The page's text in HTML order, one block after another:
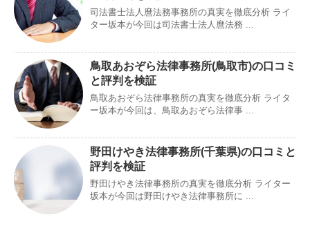
司法書士法人麿法務事務所の真実を徹底分析 ライ
ター坂本が今回は司法書士法人麿法務 ...
鳥取あおぞら法律事務所(鳥取市)の口コミ
と評判を検証
鳥取あおぞら法律事務所の真実を徹底分析 ライタ
ー坂本が今回は、鳥取あおぞら法律事 ...
野田けやき法律事務所(千葉県)の口コミと
評判を検証
野田けやき法律事務所の真実を徹底分析 ライター
坂本が今回は野田けやき法律事務所に ...